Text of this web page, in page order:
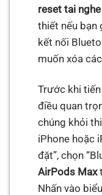
reset tai
thiết nếu bạn
kết nối
muốn xóa
Trước khi
điều quan
chúng khỏi
iPhone hoặc
đặt”, chọn
AirPods Max
Nhấn vào